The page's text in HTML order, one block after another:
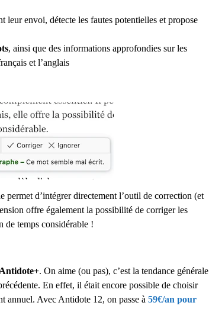
leur envoi, détecte les fautes potentielles et propose
, ainsi que des informations approfondies sur les
et l’anglais
d’intégrer directement l’outil de correction (et
offre également la possibilité de corriger les
de temps considérable !
. On aime (ou pas), c’est la tendance générale
En effet, il était encore possible de choisir
annuel. Avec Antidote 12, on passe à 59€/an pour